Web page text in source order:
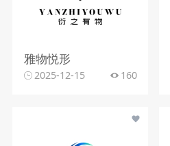
雅物悦形
2025-12-15 160